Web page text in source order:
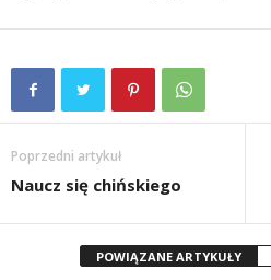
Poprzedni artykuł
Naucz się chińskiego
POWIĄZANE ARTYKUŁY